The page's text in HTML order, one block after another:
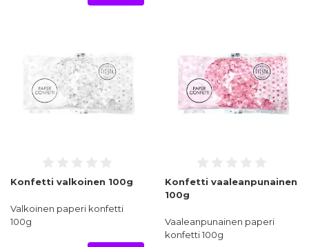
Konfetti valkoinen 100g
Valkoinen paperi konfetti
100g
Konfetti vaaleanpunainen
100g
Vaaleanpunainen paperi
konfetti 100g